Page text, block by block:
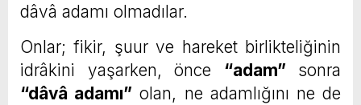
dâvâ adamı olmadılar.
Onlar; fikir, şuur ve hareket birlikteliğinin
idrâkini yaşarken, önce “adam” sonra
“dâvâ adamı” olan, ne adamlığını ne de